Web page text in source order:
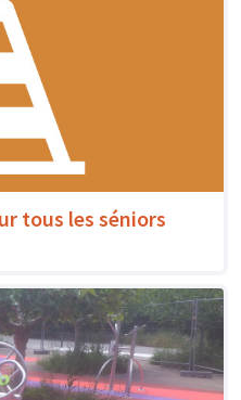
tous les séniors